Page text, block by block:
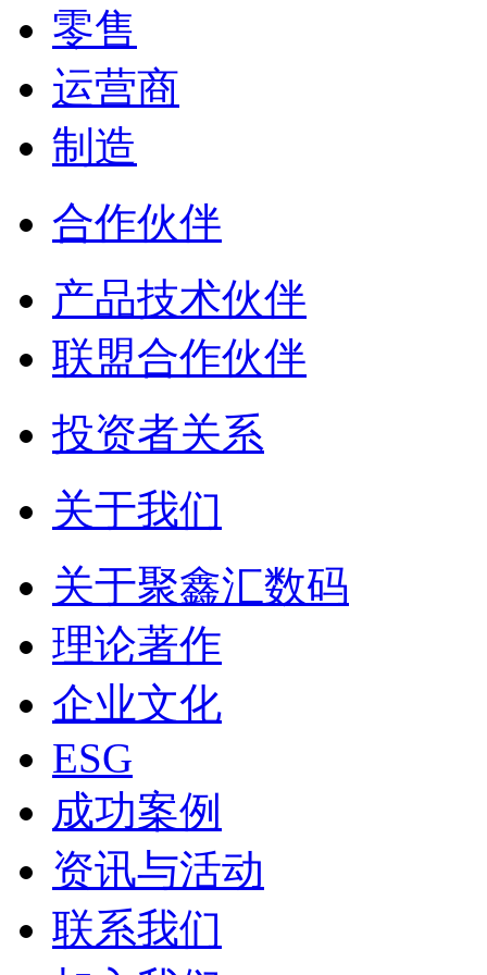
零售
运营商
制造
合作伙伴
产品技术伙伴
联盟合作伙伴
投资者关系
关于我们
关于聚鑫汇数码
理论著作
企业文化
ESG
成功案例
资讯与活动
联系我们